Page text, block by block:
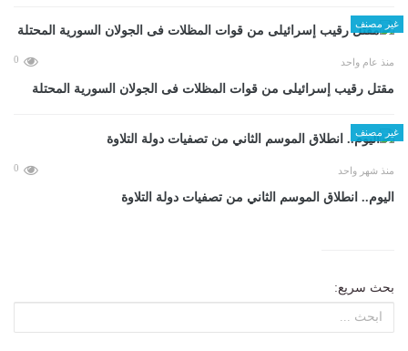
غير مصنف
منذ عام واحد 0
مقتل رقيب إسرائيلى من قوات المظلات فى الجولان السورية المحتلة
غير مصنف
منذ شهر واحد 0
اليوم.. انطلاق الموسم الثاني من تصفيات دولة التلاوة
بحث سريع: